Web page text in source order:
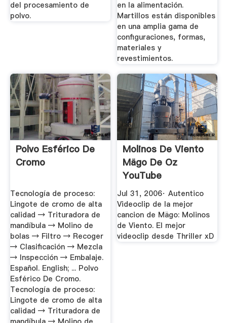
del procesamiento de
polvo.
en la alimentación.
Martillos están disponibles
en una amplia gama de
configuraciones, formas,
materiales y
revestimientos.
Polvo Esférico De
Cromo
Tecnología de proceso:
Lingote de cromo de alta
calidad → Trituradora de
mandíbula → Molino de
bolas → Filtro → Recoger
→ Clasificación → Mezcla
→ Inspección → Embalaje.
Español. English; ... Polvo
Esférico De Cromo.
Tecnología de proceso:
Lingote de cromo de alta
calidad → Trituradora de
Molinos De Viento
Mägo De Oz
YouTube
Jul 31, 2006· Autentico
Videoclip de la mejor
cancion de Mägo: Molinos
de Viento. El mejor
videoclip desde Thriller xD